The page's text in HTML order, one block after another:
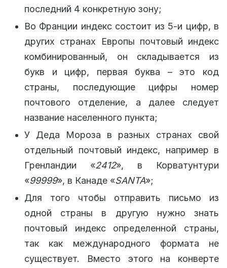
последний 4 конкретную зону;
Во Франции индекс состоит из 5-и цифр, в
других странах Европы почтовый индекс
комбинированный, он складывается из
букв и цифр, первая буква – это код
страны, последующие цифры номер
почтового отделение, а далее следует
название населенного пункта;
У Деда Мороза в разных странах свой
отдельный почтовый индекс, например в
Гренландии «2412», в Корватунтури
«99999», в Канаде «SANTA»;
Для того чтобы отправить письмо из
одной страны в другую нужно знать
почтовый индекс определенной страны,
так как международного формата не
существует. Вместо этого на конверте